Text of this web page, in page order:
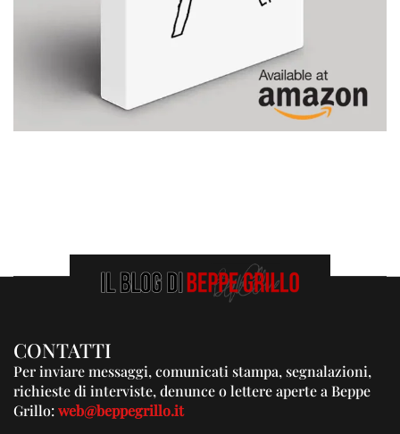
CONTATTI
Per inviare messaggi, comunicati stampa, segnalazioni,
richieste di interviste, denunce o lettere aperte a Beppe
Grillo:web@beppegrillo.it